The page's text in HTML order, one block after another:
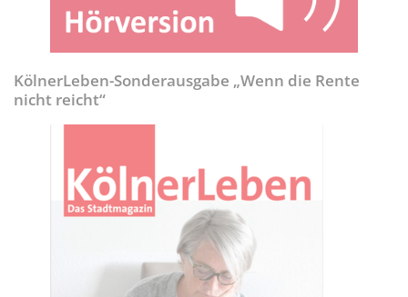
KölnerLeben-Sonderausgabe „Wenn die Rente
nicht reicht“